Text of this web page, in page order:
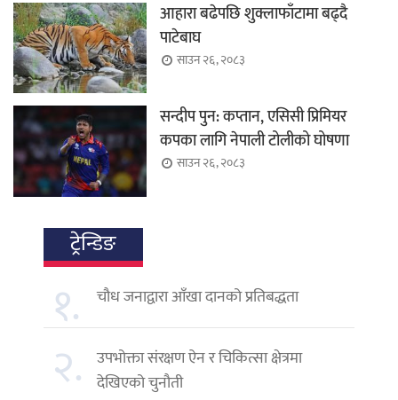
आहारा बढेपछि शुक्लाफाँटामा बढ्दै
पाटेबाघ
साउन २६, २०८३
सन्दीप पुन: कप्तान, एसिसी प्रिमियर
कपका लागि नेपाली टोलीको घोषणा
साउन २६, २०८३
ट्रेन्डिङ
१. चौध जनाद्वारा आँखा दानको प्रतिबद्धता
२. उपभोक्ता संरक्षण ऐन र चिकित्सा क्षेत्रमा
देखिएको चुनौती